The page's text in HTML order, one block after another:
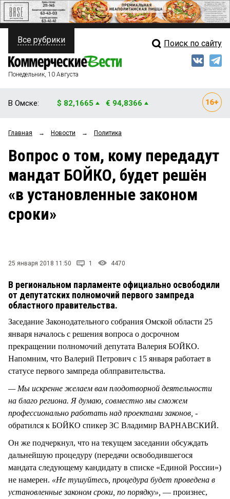
ПОЛИТИКА
ФИНАНСЫ
ОБЩЕСТВО
ЗАКОН
НОВОСТИ КОМПАНИЙ
Свежий выпуск
Рейтинги
Блоги
Архив
Все рубрики Поиск по сайту
Понедельник, 10 Августа
В Омске: $ 82,1665 € 94,8366
Главная → Новости → Политика
Вопрос о том, кому передадут
мандат БОЙКО, будет решён
«в установленные законом
сроки»
25 января 2018 11:50 1 4470
В региональном парламенте официально освободили
от депутатских полномочий первого зампреда
областного правительства.
Заседание Законодательного собрания Омской области 25
января началось с решения вопроса о досрочном
прекращении полномочий депутата Валерия БОЙКО.
Напомним, что Валерий Петрович с 15 января работает в
статусе первого зампреда облправительства.
— Мы искренне желаем вам плодотворной деятельности
на благо региона. Я думаю, совместно мы сможем
профессионально работать над проектами законов, -
обратился к БОЙКО спикер ЗС Владимир ВАРНАВСКИЙ.
Он же подчеркнул, что на текущем заседании обсуждать
дальнейшую процедуру (передачи освободившегося
мандата следующему кандидату в списке «Единой России»)
не намерен. «Не тушуйтесь, процедура будет проведена в
установленные законом сроки, по порядку», — произнес,